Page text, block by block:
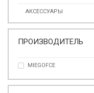
АКСЕССУАРЫ
ПРОИЗВОДИТЕЛЬ
MIEGOFCE